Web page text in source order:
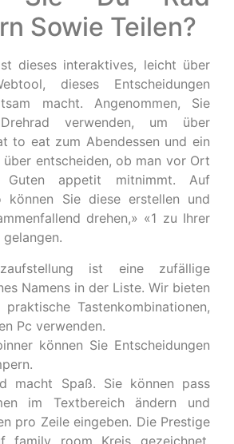
Sowie Teilen?
dieses interaktives, leicht über
dieses Entscheidungen
macht. Angenommen, Sie
verwenden, um über
to eat zum Abendessen und ein
über entscheiden, ob man vor Ort
appetit mitnimmt. Auf
können Sie diese erstellen und
drehen,» «1 zu Ihrer
ist eine zufällige
Namens in der Liste. Wir bieten
Tastenkombinationen,
Pc verwenden.
können Sie Entscheidungen
macht Spaß. Sie können pass
im Textbereich ändern und
pro Zeile eingeben. Die Prestige
family room Kreis gezeichnet.